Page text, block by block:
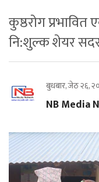
कुष्ठरोग
नि:शुल्क शेयर
बुधबार, जेठ २६,
NB Media